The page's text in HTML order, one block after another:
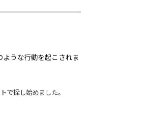
うな行動を起こされま
で探し始めました。